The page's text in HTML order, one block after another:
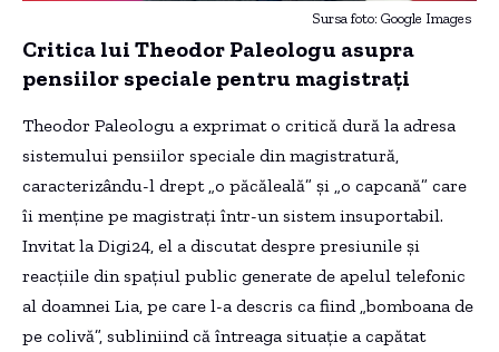
Sursa foto: Google Images
Critica lui Theodor Paleologu asupra
pensiilor speciale pentru magistrați
Theodor Paleologu a exprimat o critică dură la adresa
sistemului pensiilor speciale din magistratură,
caracterizându-l drept „o păcăleală” și „o capcană” care
îi menține pe magistrați într-un sistem insuportabil.
Invitat la Digi24, el a discutat despre presiunile și
reacțiile din spațiul public generate de apelul telefonic
al doamnei Lia, pe care l-a descris ca fiind „bomboana de
pe colivă”, subliniind că întreaga situație a capătat